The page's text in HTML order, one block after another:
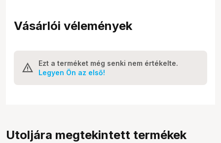
Vásárlói vélemények
Ezt a terméket még senki nem értékelte.
Legyen Ön az első!
Utoljára megtekintett termékek